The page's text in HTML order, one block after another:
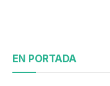
EN PORTADA